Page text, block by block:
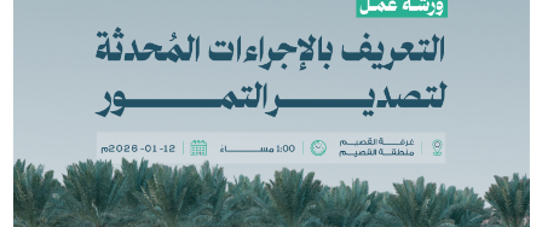
مركز الدعم والمساعدة
الفرع الإلكتروني